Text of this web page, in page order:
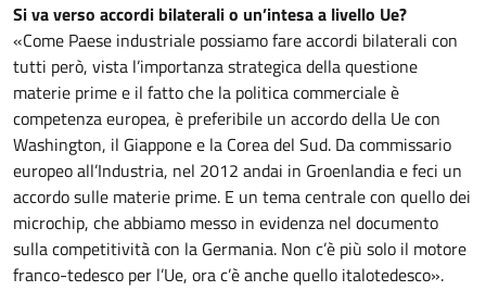
Si va verso accordi bilaterali o un’intesa a livello Ue?
«Come Paese industriale possiamo fare accordi bilaterali con
tutti però, vista l’importanza strategica della questione
materie prime e il fatto che la politica commerciale è
competenza europea, è preferibile un accordo della Ue con
Washington, il Giappone e la Corea del Sud. Da commissario
europeo all’Industria, nel 2012 andai in Groenlandia e feci un
accordo sulle materie prime. E un tema centrale con quello dei
microchip, che abbiamo messo in evidenza nel documento
sulla competitività con la Germania. Non c’è più solo il motore
franco-tedesco per l’Ue, ora c’è anche quello italotedesco».